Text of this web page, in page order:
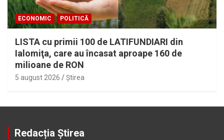
ECONOMIC POLITICĂ
LISTA cu primii 100 de LATIFUNDIARI din
Ialomiţa, care au încasat aproape 160 de
milioane de RON
5 august 2026 Ştirea
Redacția Știrea